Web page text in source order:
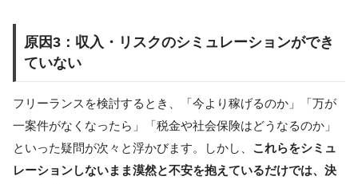
原因3：収入・リスクのシミュレーションができ
ていない
フリーランスを検討するとき、「今より稼げるのか」「万が
一案件がなくなったら」「税金や社会保険はどうなるのか」
といった疑問が次々と浮かびます。しかし、 これらをシミュ
レーションしないまま漠然と不安を抱えているだけでは、決